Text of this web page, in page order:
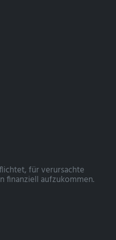
für verursachte
finanziell aufzukommen.